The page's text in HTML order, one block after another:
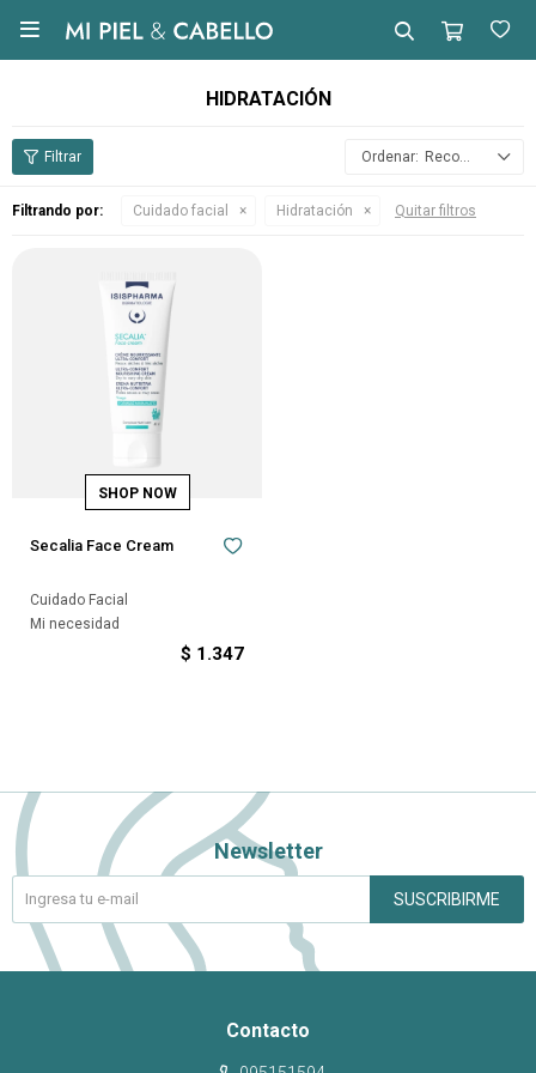

HIDRATACIÓN
Recomendados
Filtrando por: Cuidado facial Hidratación Quitar filtros
Secalia Face Cream
Cuidado Facial
Mi necesidad
$ 1.347
Contacto
Newsletter
SUSCRIBIRME